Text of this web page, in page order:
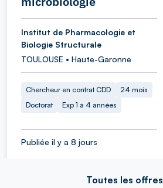
Institut de Pharmacologie et
Biologie Structurale
TOULOUSE • Haute-Garonne
Chercheur en contrat CDD
24 mois
Doctorat
Exp 1 à 4 années
Publiée il y a 8 jours
Toutes les offres